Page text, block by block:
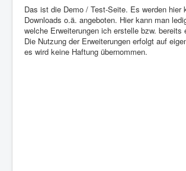
Das ist die Demo / Test-Seite. Es werden hier
Downloads o.ä. angeboten. Hier kann man
welche Erweiterungen ich erstelle bzw. bereits
Die Nutzung der Erweiterungen erfolgt auf
es wird keine Haftung übernommen.